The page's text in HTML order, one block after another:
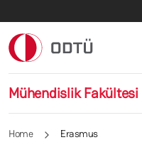
Mühendislik Fakültesi
Home Erasmus